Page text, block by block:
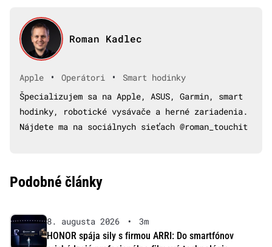
Roman Kadlec
Apple • Operátori •
Smart hodinky
Špecializujem sa na Apple, ASUS, Garmin, smart
hodinky, robotické vysávače a herné zariadenia.
Nájdete ma na sociálnych sieťach @roman_touchit
Podobné články
8. augusta 2026 •
3m
HONOR spája sily s firmou ARRI: Do smartfónov